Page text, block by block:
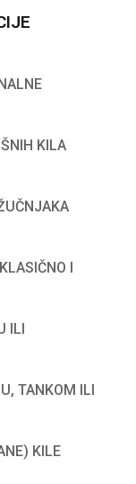
KILA
I
ILI
TANKOM ILI
KILE